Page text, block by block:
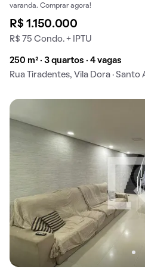
varanda. Comprar agora!
R$ 1.150.000
R$ 75 Condo. + IPTU
250 m² · 3 quartos · 4 vagas
Rua Tiradentes, Vila Dora · Santo